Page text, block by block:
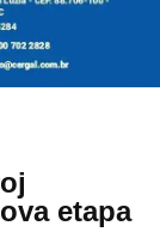
etapa